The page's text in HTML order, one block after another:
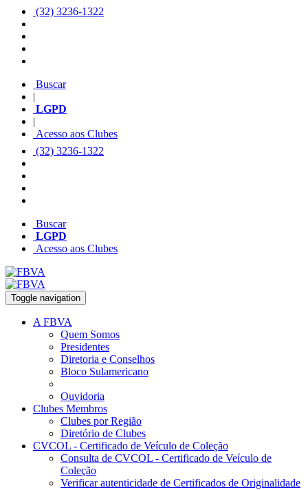
(32) 3236-1322
Buscar
|
LGPD
|
Acesso aos Clubes
(32) 3236-1322
Buscar
LGPD
Acesso aos Clubes
Toggle navigation
A FBVA
Quem Somos
Presidentes
Diretoria e Conselhos
Bloco Sulamericano
Ouvidoria
Clubes Membros
Clubes por Região
Diretório de Clubes
CVCOL - Certificado de Veículo de Coleção
Consulta de CVCOL - Certificado de Veículo de
Coleção
Verificar autenticidade de Certificados de Originalidade